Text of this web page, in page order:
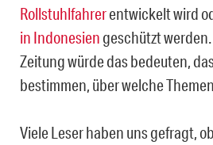
Rollstuhlfahrerentwickelt wird
in Indonesiengeschützt
Zeitung würde das bedeuten,
bestimmen, über welche
Viele Leser haben uns gefragt,